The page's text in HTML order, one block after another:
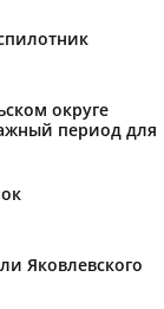
округе
период для
Яковлевского